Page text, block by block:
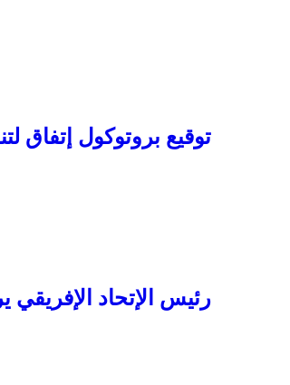
توقيع بروتوكول إتفاق
رئيس الإتحاد الإفريقي